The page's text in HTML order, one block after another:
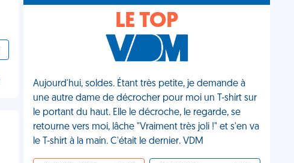
LE TOP
Aujourd'hui, soldes. Étant très petite, je demande à
une autre dame de décrocher pour moi un T-shirt sur
le portant du haut. Elle le décroche, le regarde, se
retourne vers moi, lâche "Vraiment très joli !" et s'en va
le T-shirt à la main. C'était le dernier. VDM